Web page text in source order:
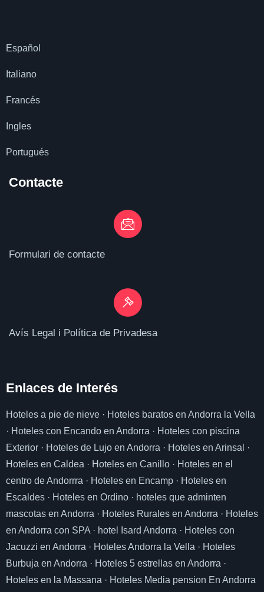
Español
Italiano
Francés
Ingles
Portugués
Contacte
Formulari de contacte
Avís Legal i Política de Privadesa
Enlaces de Interés
Hoteles a pie de nieve · Hoteles baratos en Andorra la Vella
· Hoteles con Encando en Andorra · Hoteles con piscina
Exterior · Hoteles de Lujo en Andorra · Hoteles en Arinsal
·
Hoteles en Caldea · Hoteles en Canillo · Hoteles en el
centro de Andorrra · Hoteles en Encamp · Hoteles en
Escaldes · Hoteles en Ordino · hoteles que adminten
mascotas en Andorra · Hoteles Rurales en Andorra · Hoteles
en Andorra con SPA · hotel Isard Andorra · Hoteles con
Jacuzzi en Andorra · Hoteles Andorra la Vella · Hoteles
Burbuja en Andorra · Hoteles 5 estrellas en Andorra ·
Hoteles en la Massana · Hoteles Media pension En Andorra